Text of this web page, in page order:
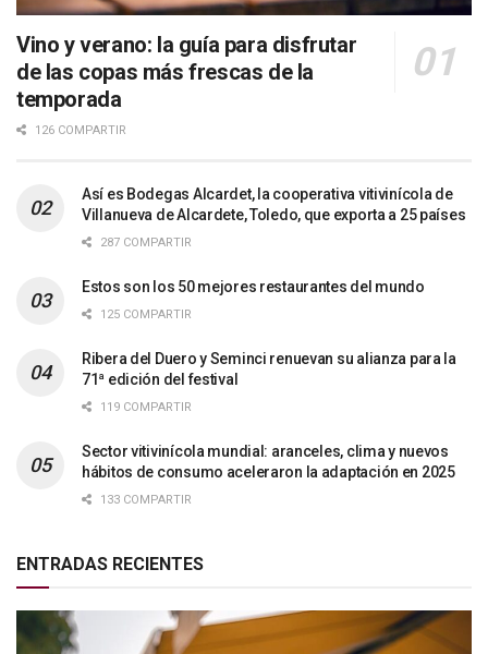
Vino y verano: la guía para disfrutar
de las copas más frescas de la
temporada
126 COMPARTIR
Así es Bodegas Alcardet, la cooperativa vitivinícola de
Villanueva de Alcardete, Toledo, que exporta a 25 países
287 COMPARTIR
Estos son los 50 mejores restaurantes del mundo
125 COMPARTIR
Ribera del Duero y Seminci renuevan su alianza para la
71ª edición del festival
119 COMPARTIR
Sector vitivinícola mundial: aranceles, clima y nuevos
hábitos de consumo aceleraron la adaptación en 2025
133 COMPARTIR
ENTRADAS RECIENTES